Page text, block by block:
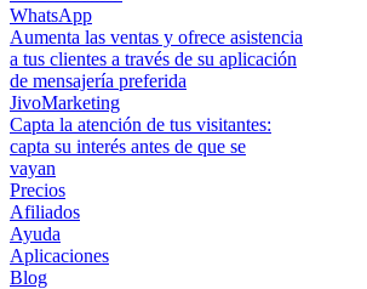
WhatsApp
Aumenta las ventas y ofrece asistencia
a tus clientes a través de su aplicación
de mensajería preferida
JivoMarketing
Capta la atención de tus visitantes:
capta su interés antes de que se
vayan
Precios
Afiliados
Ayuda
Aplicaciones
Blog